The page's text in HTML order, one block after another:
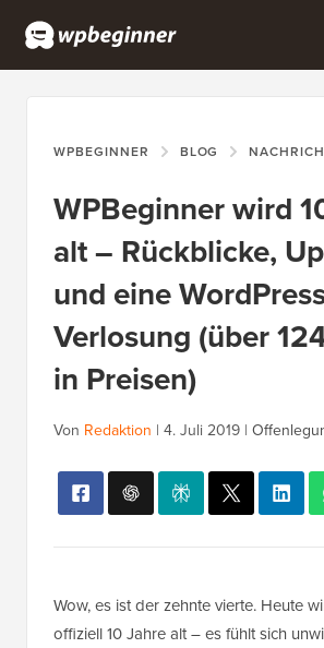
WPBEGINNER BLOG
WPBeginner wird
alt – Rückblicke,
und eine
Verlosung (über
in Preisen)
Von Redaktion | 4. Juli 2019 |
Wow, es ist der zehnte vierte. Heute
offiziell 10 Jahre alt – es fühlt sich